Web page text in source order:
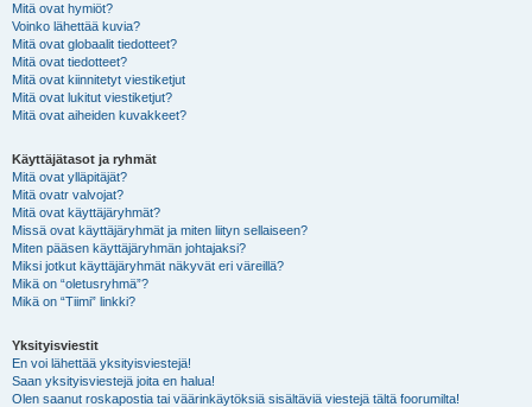
Mitä ovat hymiöt?
Voinko lähettää kuvia?
Mitä ovat globaalit tiedotteet?
Mitä ovat tiedotteet?
Mitä ovat kiinnitetyt viestiketjut
Mitä ovat lukitut viestiketjut?
Mitä ovat aiheiden kuvakkeet?
Käyttäjätasot ja ryhmät
Mitä ovat ylläpitäjät?
Mitä ovatr valvojat?
Mitä ovat käyttäjäryhmät?
Missä ovat käyttäjäryhmät ja miten liityn sellaiseen?
Miten pääsen käyttäjäryhmän johtajaksi?
Miksi jotkut käyttäjäryhmät näkyvät eri väreillä?
Mikä on “oletusryhmä”?
Mikä on “Tiimi” linkki?
Yksityisviestit
En voi lähettää yksityisviestejä!
Saan yksityisviestejä joita en halua!
Olen saanut roskapostia tai väärinkäytöksiä sisältäviä viestejä tältä foorumilta!